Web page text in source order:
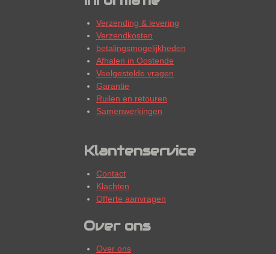
Verzending & levering
Verzendkosten
betalingsmogelijkheden
Afhalen in Oostende
Veelgestelde vragen
Garantie
Ruilen en retouren
Samenwerkingen
Klantenservice
Contact
Klachten
Offerte aanvragen
Over ons
Over ons